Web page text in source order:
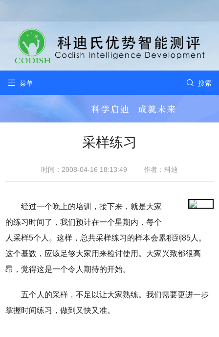
 菜单  搜索
采样练习
时间：2008-04-16 18:13:49 作者：科迪
经过一个晚上的培训，接下来，就是大家
的练习时间了，我们预计在一个星期内，每个
人采样5个人。这样，总共采样练习的样本会累积到85人。
这个基数，应该足够大家用来检讨使用。大家兴致都很高
昂，觉得这是一个令人期待的开始。
五个人的采样，不足以让大家熟练。我们需要更进一步
掌握时间练习，做到又快又准。